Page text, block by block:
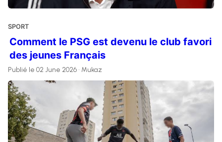
SPORT
Comment le PSG est devenu le club favori
des jeunes Français
Publié le 02 June 2026 • Mukaz